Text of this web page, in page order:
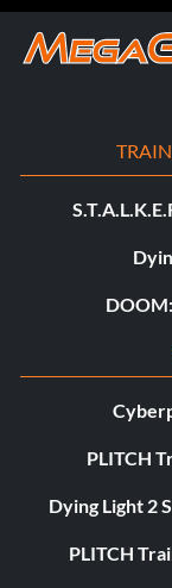
PLITCH
Dying Light 2
PLITCH